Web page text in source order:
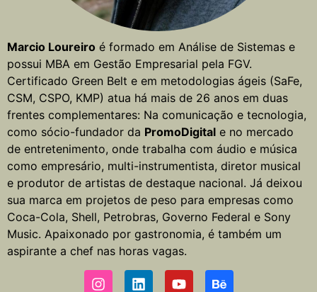
Marcio Loureiro é formado em Análise de Sistemas e
possui MBA em Gestão Empresarial pela FGV.
Certificado Green Belt e em metodologias ágeis (SaFe,
CSM, CSPO, KMP) atua há mais de 26 anos em duas
frentes complementares: Na comunicação e tecnologia,
como sócio-fundador da PromoDigital e no mercado
de entretenimento, onde trabalha com áudio e música
como empresário, multi-instrumentista, diretor musical
e produtor de artistas de destaque nacional. Já deixou
sua marca em projetos de peso para empresas como
Coca-Cola, Shell, Petrobras, Governo Federal e Sony
Music. Apaixonado por gastronomia, é também um
aspirante a chef nas horas vagas.